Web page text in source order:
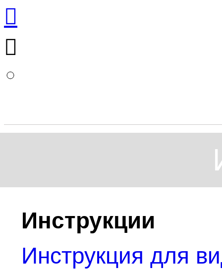
Инструкции
Инструкция для